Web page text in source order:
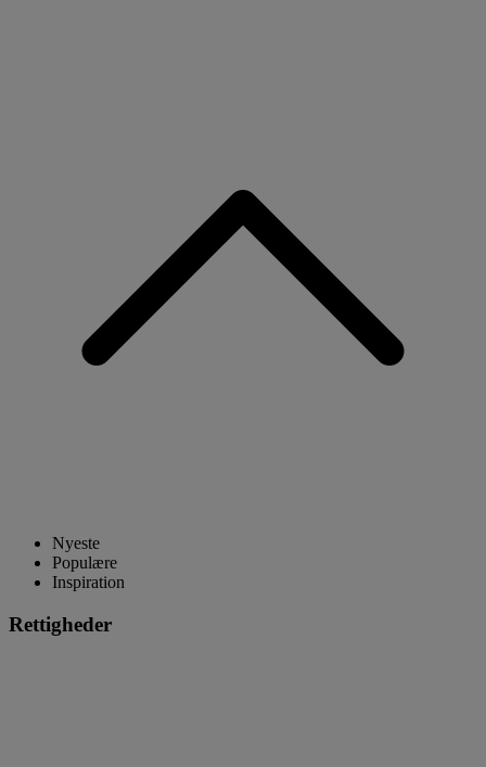
Nyeste
Populære
Inspiration
Rettigheder